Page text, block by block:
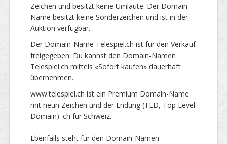
Zeichen und besitzt keine Umlaute. Der Domain-
Name besitzt keine Sonderzeichen und ist in der
Auktion verfügbar.
Der Domain-Name Telespiel.ch ist für den Verkauf
freigegeben. Du kannst den Domain-Namen
Telespiel.ch mittels «Sofort kaufen» dauerhaft
übernehmen.
www.telespiel.ch ist ein Premium Domain-Name
mit neun Zeichen und der Endung (TLD, Top Level
Domain) .ch für Schweiz.
Ebenfalls steht für den Domain-Namen